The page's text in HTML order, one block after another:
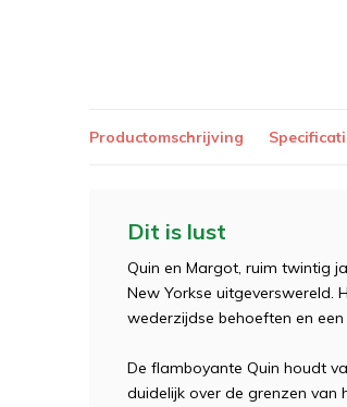
Productomschrijving
Dit is lust
Quin en Margot, ruim twintig
New Yorkse uitgeverswereld.
wederzijdse behoeften en
De flamboyante Quin houdt
duidelijk over de grenzen